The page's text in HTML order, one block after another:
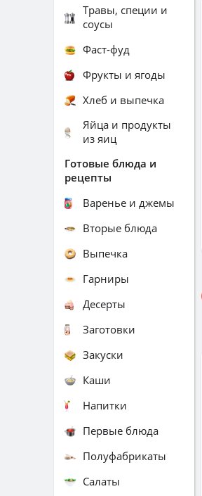
Травы, специи и
соусы
Фаст-фуд
Фрукты и ягоды
Хлеб и выпечка
Яйца и продукты
из яиц
Готовые блюда и
рецепты
Варенье и джемы
Вторые блюда
Выпечка
Гарниры
Десерты
Заготовки
Закуски
Каши
Напитки
Первые блюда
Полуфабрикаты
Салаты